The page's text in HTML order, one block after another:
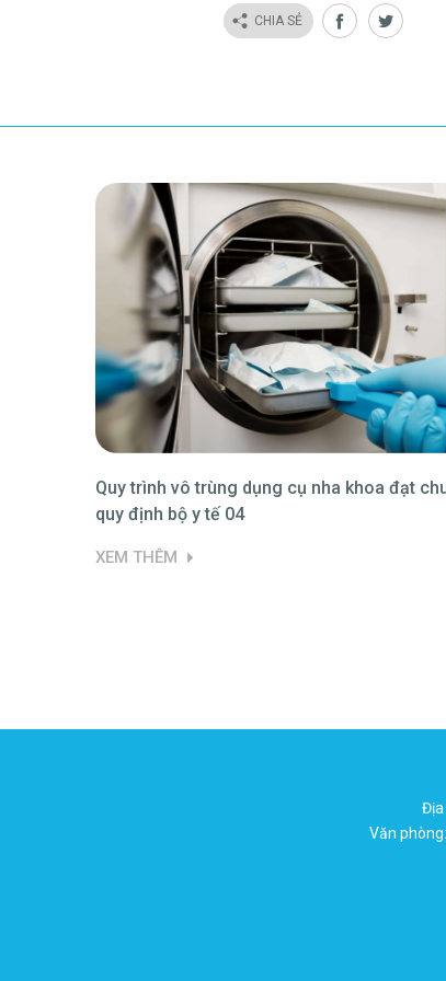
CHIA SẺ
Quy trình vô trùng dụng cụ nha khoa đạt
quy định bộ y tế 04
XEM THÊM
Địa
Văn